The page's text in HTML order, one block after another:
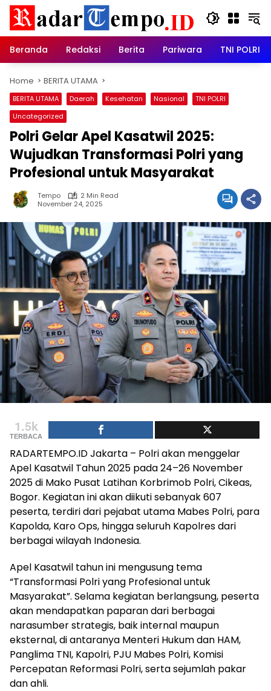
Skip
content
Beranda
Redaksi Berita Pariwara TNI POLRI
Home BERITA UTAMA
BERITA UTAMA Daerah Kesehatan Nasional
TNI POLRI
Uncategorized
Polri Gelar Apel Kasatwil 2025:
Wujudkan Transformasi Polri yang
Profesional untuk Masyarakat
Tempo
2 Min Read
November 24, 2025
1.5k
TERBACA
RADARTEMPO.ID Jakarta – Polri akan menggelar
Apel Kasatwil Tahun 2025 pada 24–26 November
2025 di Mako Pusat Latihan Korbrimob Polri, Cikeas,
Bogor. Kegiatan ini akan diikuti sebanyak 607
peserta, terdiri dari pejabat utama Mabes Polri, para
Kapolda, Karo Ops, hingga seluruh Kapolres dari
berbagai wilayah Indonesia.
Apel Kasatwil tahun ini mengusung tema
“Transformasi Polri yang Profesional untuk
Masyarakat”. Selama kegiatan berlangsung, peserta
akan mendapatkan paparan dari berbagai
narasumber strategis, baik internal maupun
eksternal, di antaranya Menteri Hukum dan HAM,
Panglima TNI, Kapolri, PJU Mabes Polri, Komisi
Percepatan Reformasi Polri, serta sejumlah pakar
dan ahli.